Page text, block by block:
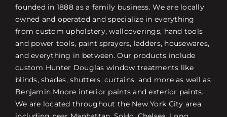
founded in 1888 as a family business. We are locally
owned and operated and specialize in everything
from custom upholstery, wallcoverings, hand tools
and power tools, paint sprayers, ladders, housewares,
and everything in between. Our products include
custom Hunter Douglas window treatments like
blinds, shades, shutters, curtains, and more as well as
Benjamin Moore interior paints and exterior paints.
We are located throughout the New York City area